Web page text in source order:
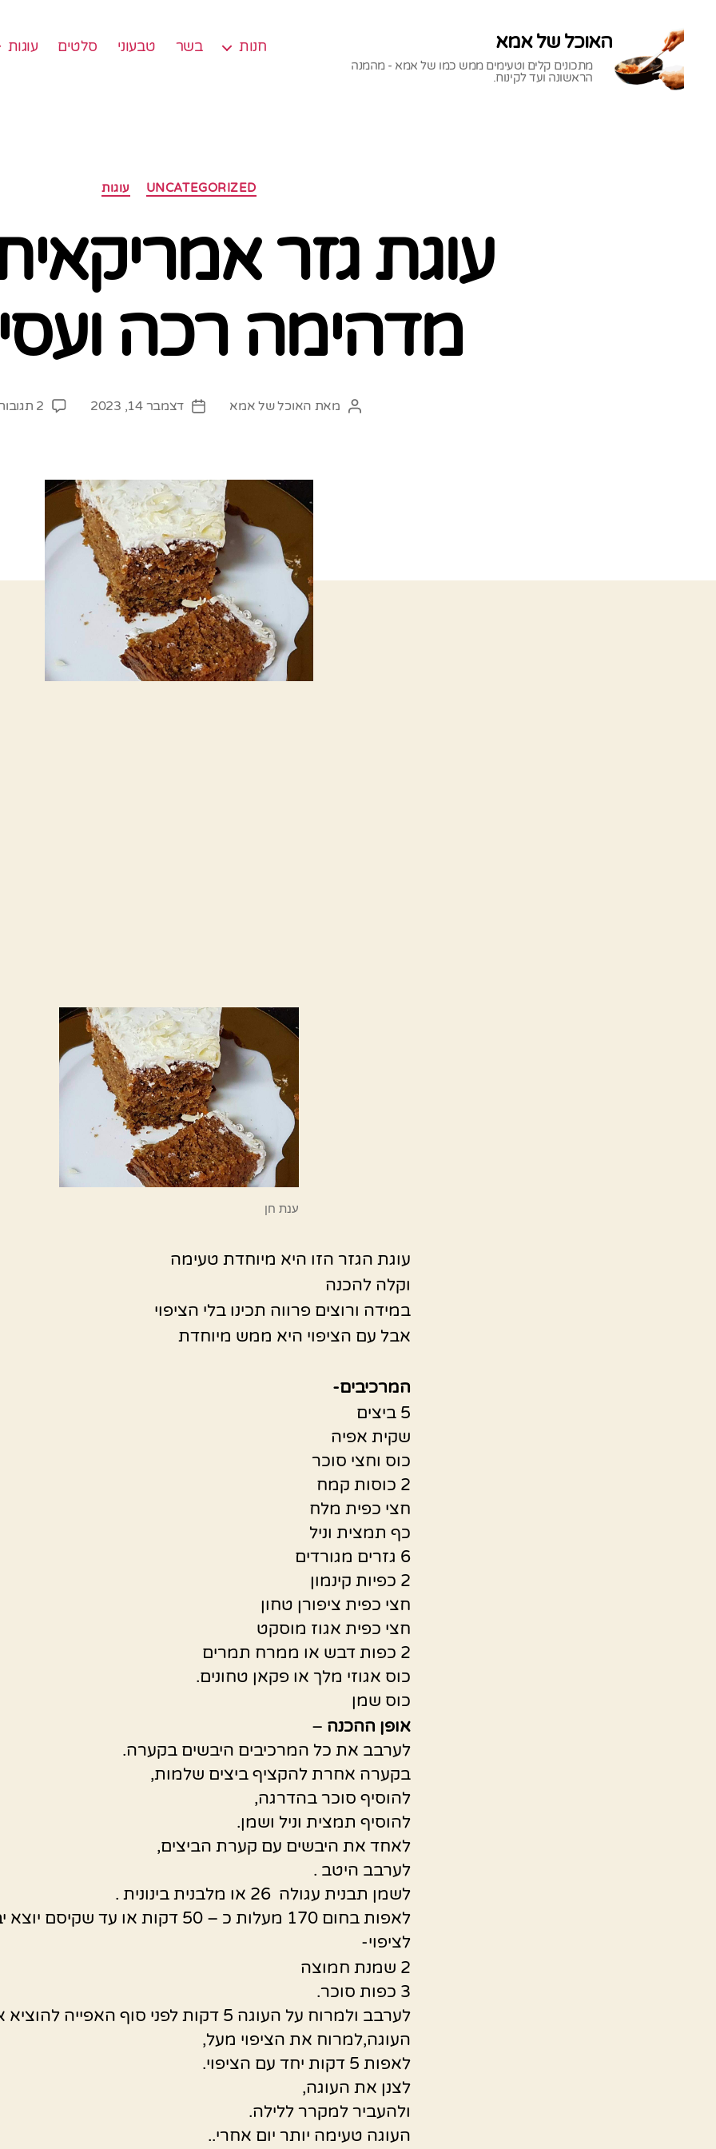
האוכל של אמא
מתכונים קלים וטעימים ממש כמו של אמא - מהמנה
הראשונה ועד לקינוח.
חנות בשר טבעוני סלטים עוגות
קטגוריות
UNCATEGORIZED עוגות
עוגת גזר
מדהימה רכה
המחבר
מאת האוכל של אמא
תאריךדצמבר 14, 2023 2 תגובות
ענת חן
עוגת הגזר הזו היא מיוחדת טעימה
וקלה להכנה
במידה ורוצים פרווה תכינו בלי הציפוי
אבל עם הציפוי היא ממש מיוחדת
המרכיבים-
5 ביצים
שקית אפיה
כוס וחצי סוכר
2 כוסות קמח
חצי כפית מלח
כף תמצית וניל
6 גזרים מגורדים
2 כפיות קינמון
חצי כפית ציפורן טחון
חצי כפית אגוז מוסקט
2 כפות דבש או ממרח תמרים
כוס אגוזי מלך או פקאן טחונים.
כוס שמן
אופן ההכנה –
לערבב את כל המרכיבים היבשים בקערה.
בקערה אחרת להקציף ביצים שלמות,
להוסיף סוכר בהדרגה,
להוסיף תמצית וניל ושמן.
לאחד את היבשים עם קערת הביצים,
לערבב היטב .
לשמן תבנית עגולה 26 או מלבנית בינונית .
לאפות בחום 170 מעלות כ – 50 דקות או עד שקיסם יוצא יבש.
לציפוי-
2 שמנת חמוצה
3 כפות סוכר.
לערבב ולמרוח על העוגה 5 דקות לפני סוף האפייה
העוגה,למרוח את הציפוי מעל,
לאפות 5 דקות יחד עם הציפוי.
לצנן את העוגה,
ולהעביר למקרר ללילה.
העוגה טעימה יותר יום אחרי..